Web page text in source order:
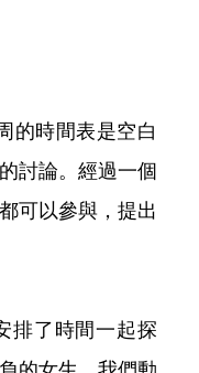
的時間表是空白
討論。經過一個
可以參與，提出
排了時間一起探